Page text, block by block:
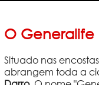
O Generalife
Situado nas
abrangem toda a